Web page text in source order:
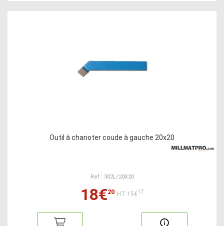
Outil à charioter coude à gauche 20x20
Ref : 302L/20X20
18€20 HT:15€17